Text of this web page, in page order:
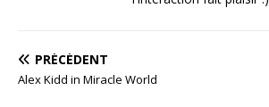
PRÉCÉDENT
Alex Kidd in Miracle World